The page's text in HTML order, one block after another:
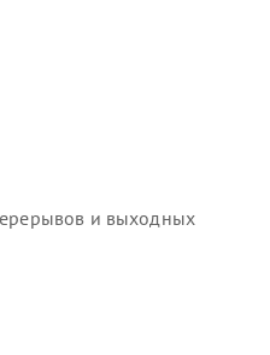
и выходных